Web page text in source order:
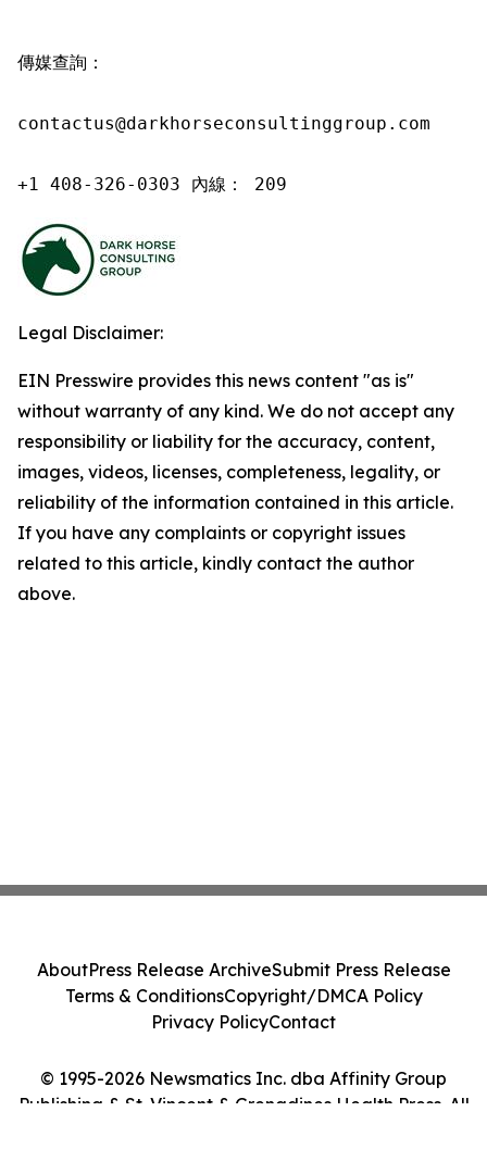
傳媒查詢：
contactus@darkhorseconsultinggroup.com
+1 408-326-0303 內線： 209
Legal Disclaimer:
EIN Presswire provides this news content "as is"
without warranty of any kind. We do not accept any
responsibility or liability for the accuracy, content,
images, videos, licenses, completeness, legality, or
reliability of the information contained in this article.
If you have any complaints or copyright issues
related to this article, kindly contact the author
above.
© 1995-2026 Newsmatics Inc. dba Affinity Group
Publishing & St. Vincent & Grenadines Health Press. All
AboutPress Release ArchiveSubmit Press Release
Terms & ConditionsCopyright/DMCA Policy
Privacy PolicyContact